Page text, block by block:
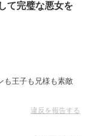
て完璧な悪女を
も王子も兄様も素敵
違反を報告する